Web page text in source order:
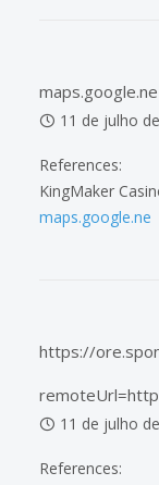
maps.google.ne
11 de julho
References:
KingMaker
maps.google.ne
https://
11 de julho
References: